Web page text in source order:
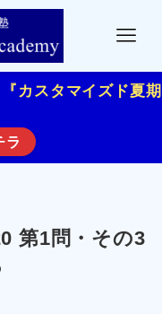
カスタマイズド夏期
ラ
第1問・その3